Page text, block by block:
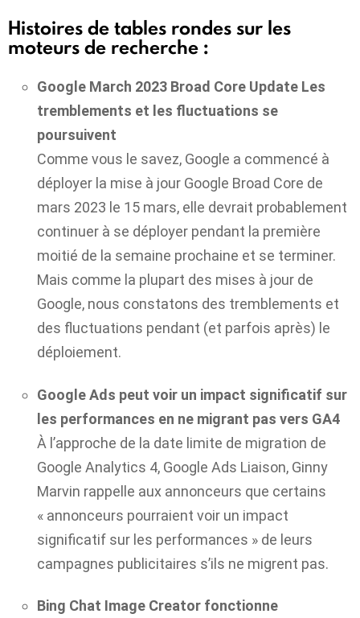
Histoires de tables rondes sur les
moteurs de recherche :
Google March 2023 Broad Core Update Les
tremblements et les fluctuations se
poursuivent
Comme vous le savez, Google a commencé à
déployer la mise à jour Google Broad Core de
mars 2023 le 15 mars, elle devrait probablement
continuer à se déployer pendant la première
moitié de la semaine prochaine et se terminer.
Mais comme la plupart des mises à jour de
Google, nous constatons des tremblements et
des fluctuations pendant (et parfois après) le
déploiement.
Google Ads peut voir un impact significatif sur
les performances en ne migrant pas vers GA4
À l’approche de la date limite de migration de
Google Analytics 4, Google Ads Liaison, Ginny
Marvin rappelle aux annonceurs que certains
« annonceurs pourraient voir un impact
significatif sur les performances » de leurs
campagnes publicitaires s’ils ne migrent pas.
Bing Chat Image Creator fonctionne